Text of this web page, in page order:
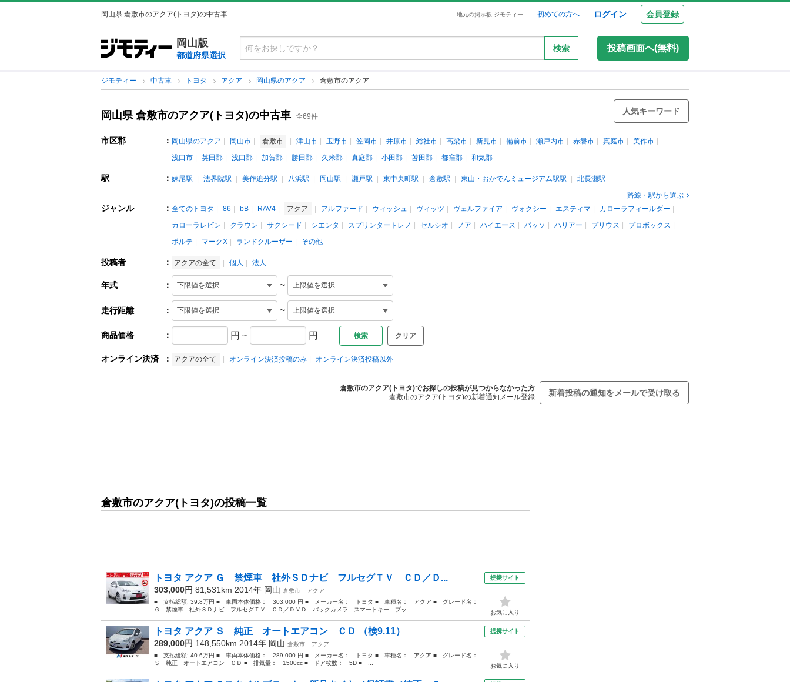
岡山県 倉敷市のアクア(トヨタ)の中古車 地元の掲示板 ジモティー 初めての方へ ログイン 会員登録
岡山版
都道府県選択
検索 投稿画面へ(無料)
ジモティー 中古車 トヨタ アクア 岡山県のアクア 倉敷市のアクア
岡山県 倉敷市のアクア(トヨタ)の中古車 全69件
人気キーワード
市区郡 ： 岡山県のアクア 岡山市 倉敷市 津山市 玉野市 笠岡市 井原市 総社市 高梁市 新見市 備前市 瀬戸内市 赤磐市 真庭市
美作市
浅口市
英田郡 浅口郡 加賀郡 勝田郡 久米郡 真庭郡 小田郡 苫田郡 都窪郡 和気郡
駅 ： 妹尾駅 法界院駅 美作追分駅 八浜駅 岡山駅 瀬戸駅 東中央町駅 倉敷駅 東山・おかでんミュージアム駅駅
北長瀬駅
路線・駅から選ぶ
ジャンル ： 全てのトヨタ 86 bB RAV4 アクア アルファード ウィッシュ ヴィッツ ヴェルファイア ヴォクシー エスティマ
カローラフィールダー
カローラレビン
クラウン サクシード シエンタ スプリンタートレノ セルシオ ノア ハイエース パッソ ハリアー プリウス
プロボックス
ポルテ
マークX ランドクルーザー その他
投稿者 ： アクアの全て 個人 法人
年式 ： ~
走行距離 ： ~
商品価格 ： 円 ~ 円 クリア
オンライン決済 ： アクアの全て オンライン決済投稿のみ オンライン決済投稿以外
倉敷市のアクア(トヨタ)でお探しの投稿が見つからなかった方
倉敷市のアクア(トヨタ)の新着通知メール登録
新着投稿の通知をメールで受け取る
倉敷市のアクア(トヨタ)の投稿一覧
トヨタ アクア Ｇ 禁煙車 社外ＳＤナビ フルセグＴＶ ＣＤ／Ｄ...
303,000円 81,531km 2014年 岡山 倉敷市
アクア
■ 支払総額: 39.8万円 ■ 車両本体価格： 303,000 円 ■ メーカー名： トヨタ ■ 車種名： アクア ■ グレード名：
Ｇ 禁煙車 社外ＳＤナビ フルセグＴＶ ＣＤ／ＤＶＤ バックカメラ スマートキー プッ...
提携サイト
お気に入り
トヨタ アクア Ｓ 純正 オートエアコン ＣＤ （検9.11）
289,000円 148,550km 2014年 岡山 倉敷市
アクア
■ 支払総額: 40.6万円 ■ 車両本体価格： 289,000 円 ■ メーカー名： トヨタ ■ 車種名： アクア ■ グレード名：
Ｓ 純正 オートエアコン ＣＤ ■ 排気量： 1500cc ■ ドア枚数： 5D ■ ...
提携サイト
お気に入り